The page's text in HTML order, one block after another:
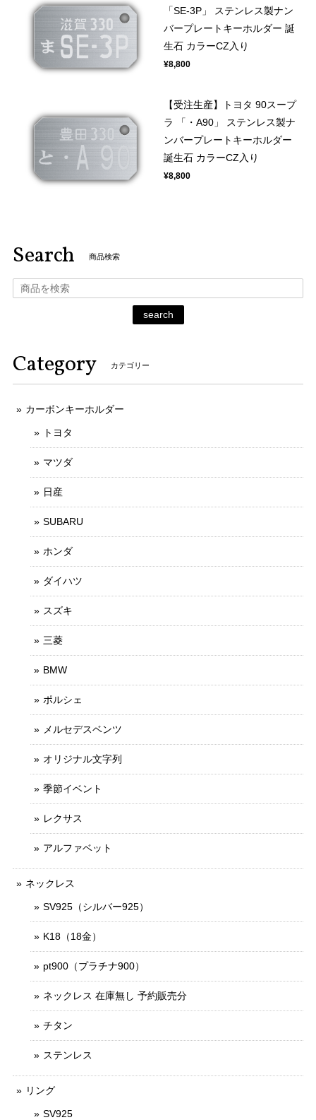
「SE-3P」 ステンレス製ナン
バープレートキーホルダー 誕
生石 カラーCZ入り
¥8,800
【受注生産】トヨタ 90スープ
ラ 「・A90」 ステンレス製ナ
ンバープレートキーホルダー
誕生石 カラーCZ入り
¥8,800
Search 商品検索
search
Category カテゴリー
カーボンキーホルダー
トヨタ
マツダ
日産
SUBARU
ホンダ
ダイハツ
スズキ
三菱
BMW
ポルシェ
メルセデスベンツ
オリジナル文字列
季節イベント
レクサス
アルファベット
ネックレス
SV925（シルバー925）
K18（18金）
pt900（プラチナ900）
ネックレス 在庫無し 予約販売分
チタン
ステンレス
リング
SV925